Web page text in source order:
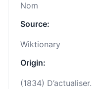
Nom
Source:
Wiktionary
Origin:
(1834) D’actualiser.